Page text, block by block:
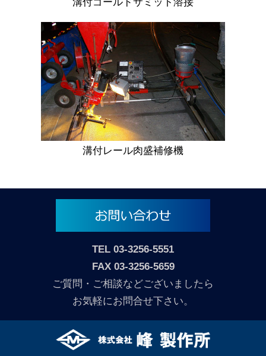
溝付レール肉盛補修機
TEL 03-3256-5551
FAX 03-3256-5659
ご質問・ご相談などございましたら
お気軽にお問合せ下さい。